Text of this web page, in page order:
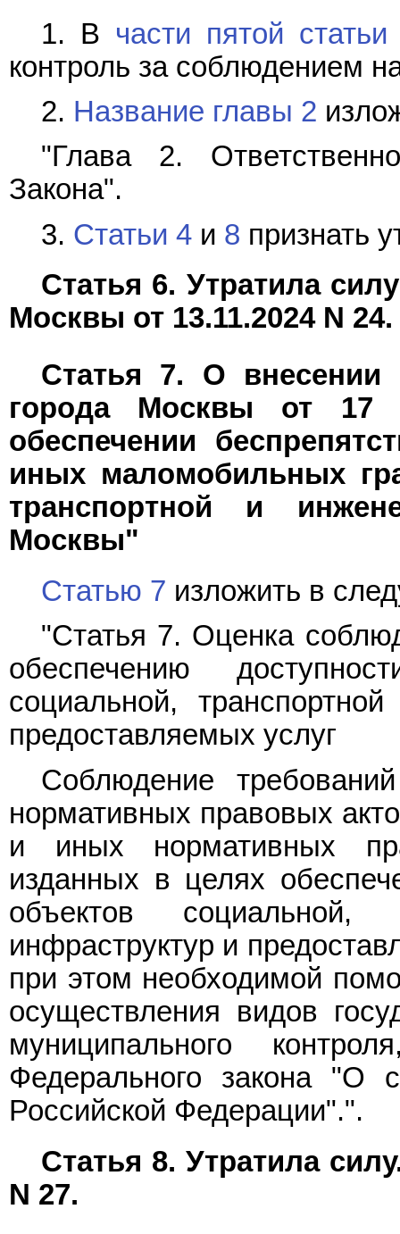
1. В части пятой
контроль за соблюдением
2. Название главы 2
"Глава 2.
Закона".
3. Статьи 4 и 8 признать
Статья 6. Утратила
Москвы от 13.11.2024 N 24.
Статья 7. О внесении
города Москвы от
обеспечении
иных маломобильных
транспортной и
Москвы"
Статью 7 изложить в
"Статья 7. Оценка
обеспечению
социальной,
предоставляемых услуг
Соблюдение
нормативных правовых
и иных нормативных
изданных в целях
объектов социальной,
инфраструктур и
при этом необходимой
осуществления видов
муниципального
Федерального закона "О
Российской Федерации".".
Статья 8. Утратила
N 27.